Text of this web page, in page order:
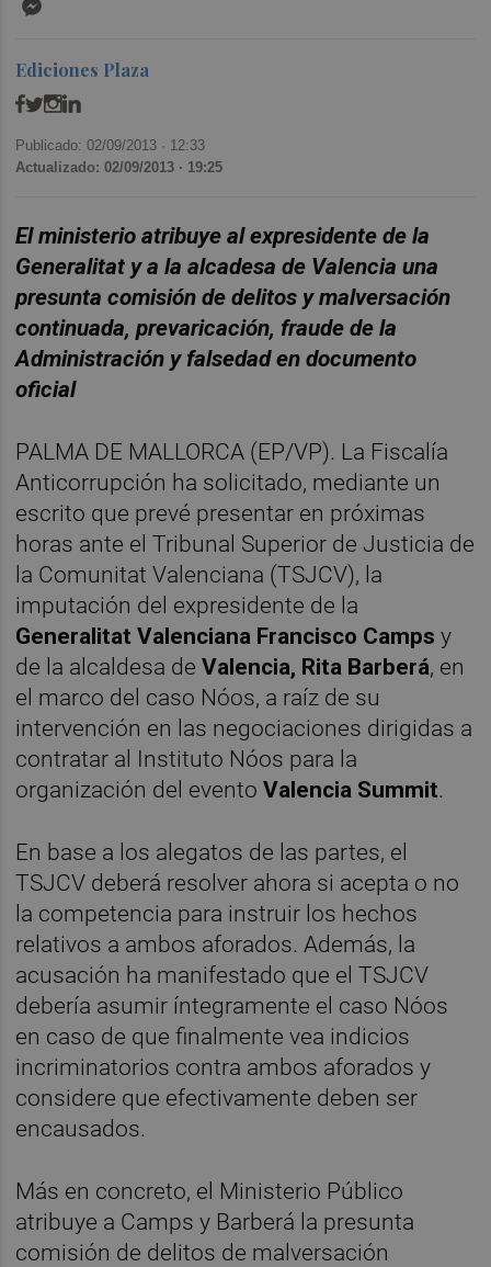
Ediciones Plaza
Publicado: 02/09/2013 · 12:33
Actualizado: 02/09/2013 · 19:25
El ministerio atribuye al expresidente de la
Generalitat y a la alcadesa de Valencia una
presunta comisión de delitos y malversación
continuada, prevaricación, fraude de la
Administración y falsedad en documento
oficial
PALMA DE MALLORCA (EP/VP). La Fiscalía
Anticorrupción ha solicitado, mediante un
escrito que prevé presentar en próximas
horas ante el Tribunal Superior de Justicia de
la Comunitat Valenciana (TSJCV), la
imputación del expresidente de la
Generalitat Valenciana Francisco Camps y
de la alcaldesa deValencia, Rita Barberá, en
el marco del caso Nóos, a raíz de su
intervención en las negociaciones dirigidas a
contratar al Instituto Nóos para la
organización del eventoValencia Summit.
En base a los alegatos de las partes, el
TSJCV deberá resolver ahora si acepta o no
la competencia para instruir los hechos
relativos a ambos aforados. Además, la
acusación ha manifestado que el TSJCV
debería asumir íntegramente el caso Nóos
en caso de que finalmente vea indicios
incriminatorios contra ambos aforados y
considere que efectivamente deben ser
encausados.
Más en concreto, el Ministerio Público
atribuye a Camps y Barberá la presunta
comisión de delitos de malversación